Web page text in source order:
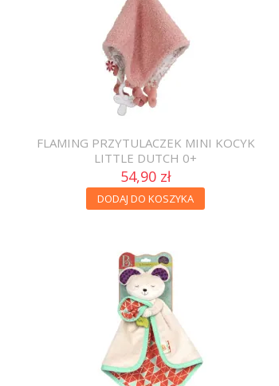
FLAMING PRZYTULACZEK MINI KOCYK
LITTLE DUTCH 0+
54,90 zł
DODAJ DO KOSZYKA